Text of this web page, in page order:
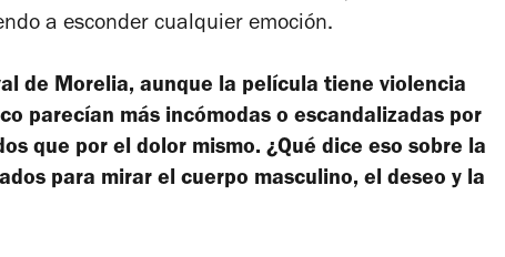
a esconder cualquier emoción.
de Morelia, aunque la película tiene violencia
parecían más incómodas o escandalizadas por
que por el dolor mismo. ¿Qué dice eso sobre la
para mirar el cuerpo masculino, el deseo y la